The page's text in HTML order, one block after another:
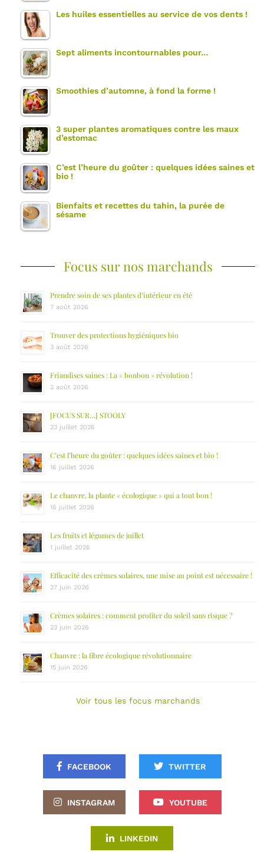
Les huiles essentielles au service de vos dents !
Sept aliments incontournables pour…
Smoothies d’automne, à fond la forme !
3 super plantes aromatiques contre les maux
d’estomac
C’est l’heure du goûter : quelques idées saines et
bio !
Bienfaits et recettes du tahin, la purée de
sésame
Focus sur nos marchands
Prendre soin de ses plantes d’intérieur en été
7 août 2026
Trouver des protections hygiéniques bio
3 août 2026
Friandises saines : La « bonbon » révolution !
2 août 2026
[FOCUS SUR…] STOOLY
23 juillet 2026
C’est l’heure du goûter : quelques idées saines et bio !
16 juillet 2026
Le chanvre, la plante « écologique » qui a tout bon !
16 juillet 2026
Les fruits et légumes de juillet
1 juillet 2026
Efficacité des crèmes solaires, une mise au point est nécessaire !
27 juin 2026
Crèmes solaires : comment profiter du soleil sans risque ?
23 juin 2026
Chanvre : la fibre écologique révolutionnaire
15 juin 2026
Voir tous les focus marchands
FACEBOOK TWITTER
INSTAGRAM YOUTUBE
LINKEDIN